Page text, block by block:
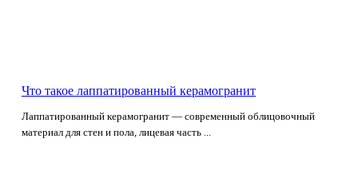
Что такое лаппатированный керамогранит
Лаппатированный керамогранит — современный облицовочный
материал для стен и пола, лицевая часть ...